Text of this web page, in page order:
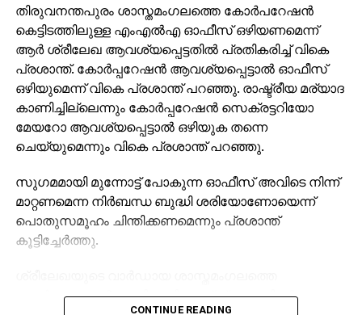
തിരുവനന്തപുരം ശാസ്തമംഗലത്തെ കോര്‍പറേഷന്‍
കെട്ടിടത്തിലുള്ള എംഎല്‍എ ഓഫീസ് ഒഴിയണമെന്ന്
ആര്‍ ശ്രീലേഖ ആവശ്യപ്പെട്ടതില്‍ പ്രതികരിച്ച് വികെ
പ്രശാന്ത്. കോര്‍പ്പറേഷന്‍ ആവശ്യപ്പെട്ടാല്‍ ഓഫീസ്
ഒഴിയുമെന്ന് വികെ പ്രശാന്ത് പറഞ്ഞു. രാഷ്ട്രീയ മര്യാദ
കാണിച്ചില്ലെന്നും കോര്‍പ്പറേഷന്‍ സെക്രട്ടറിയോ
മേയറോ ആവശ്യപ്പെട്ടാല്‍ ഒഴിയുക തന്നെ
ചെയ്യുമെന്നും വികെ പ്രശാന്ത് പറഞ്ഞു.
സുഗമമായി മുന്നോട്ട് പോകുന്ന ഓഫീസ് അവിടെ നിന്ന്
മാറ്റണമെന്ന നിര്‍ബന്ധ ബുദ്ധി ശരിയോണോയെന്ന്
പൊതുസമൂഹം ചിന്തിക്കണമെന്നും പ്രശാന്ത്
കൂട്ടിച്ചേര്‍ത്തു.
കോര്‍പറേഷന്റെ കെട്ടിടത്തിലാണ് പ്രശാന്തിന്റെ
CONTINUE READING